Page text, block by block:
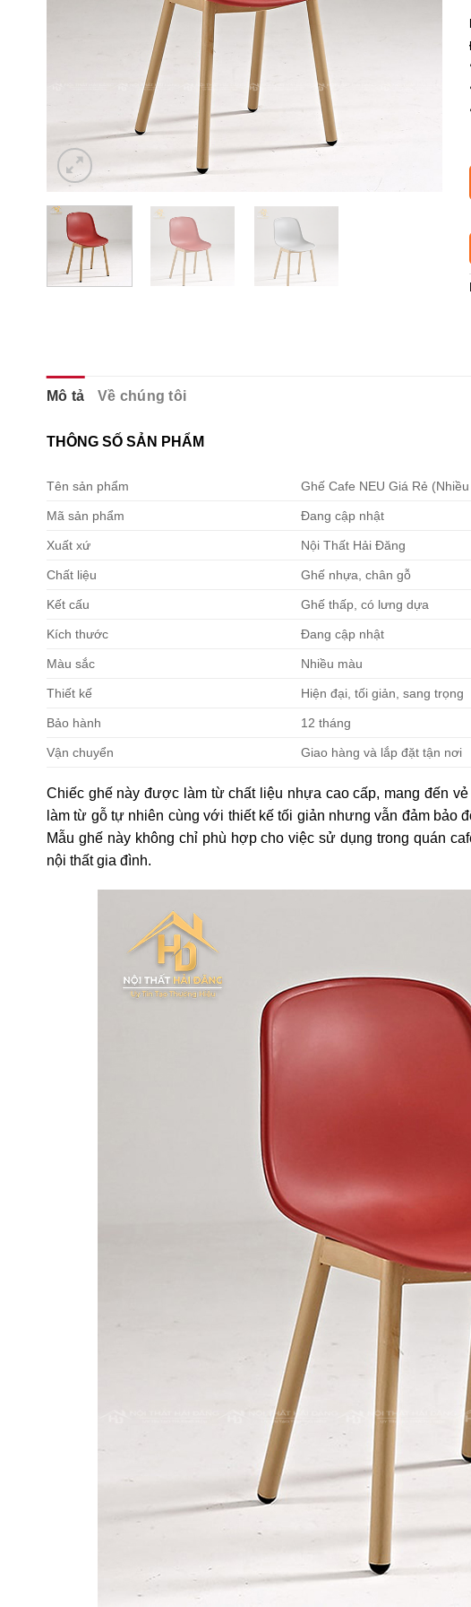
Mô tả Về chúng tôi
THÔNG SỐ SẢN PHẨM
Tên sản phẩm Ghế Cafe NEU Giá Rẻ
Mã sản phẩm Đang cập nhật
Xuất xứ Nội Thất Hải Đăng
Chất liệu Ghế nhựa, chân gỗ
Kết cấu Ghế thấp, có lưng dựa
Kích thước Đang cập nhật
Màu sắc Nhiều màu
Thiết kế Hiện đại, tối giản, sang trọng
Bảo hành 12 tháng
Vận chuyển Giao hàng và lắp đặt tận nơi
Chiếc ghế này được làm từ chất liệu nhựa cao cấp, mang đến
làm từ gỗ tự nhiên cùng với thiết kế tối giản nhưng vẫn đảm bảo
Mẫu ghế này không chỉ phù hợp cho việc sử dụng trong quán
nội thất gia đình.